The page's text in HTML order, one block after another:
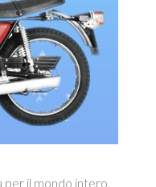
per il mondo intero.